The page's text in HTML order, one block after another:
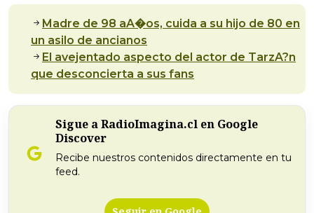
Madre de 98 aA�os, cuida a su hijo de 80 en
un asilo de ancianos
El avejentado aspecto del actor de TarzA?n
que desconcierta a sus fans
Sigue a RadioImagina.cl en Google
Discover
Recibe nuestros contenidos directamente en tu
feed.